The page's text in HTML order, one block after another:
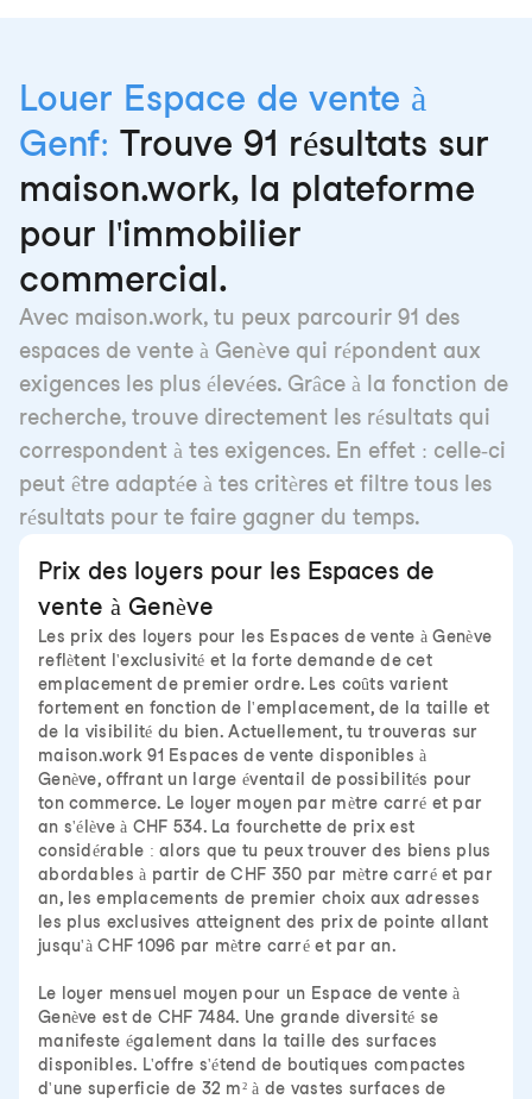
Louer Espace de vente à
Genf: Trouve 91 résultats sur
maison.work, la plateforme
pour l'immobilier
commercial.
Avec maison.work, tu peux parcourir 91 des
espaces de vente à Genève qui répondent aux
exigences les plus élevées. Grâce à la fonction de
recherche, trouve directement les résultats qui
correspondent à tes exigences. En effet : celle-ci
peut être adaptée à tes critères et filtre tous les
résultats pour te faire gagner du temps.
Prix des loyers pour les Espaces de
vente à Genève
Les prix des loyers pour les Espaces de vente à Genève
reflètent l'exclusivité et la forte demande de cet
emplacement de premier ordre. Les coûts varient
fortement en fonction de l'emplacement, de la taille et
de la visibilité du bien. Actuellement, tu trouveras sur
maison.work 91 Espaces de vente disponibles à
Genève, offrant un large éventail de possibilités pour
ton commerce. Le loyer moyen par mètre carré et par
an s'élève à CHF 534. La fourchette de prix est
considérable : alors que tu peux trouver des biens plus
abordables à partir de CHF 350 par mètre carré et par
an, les emplacements de premier choix aux adresses
les plus exclusives atteignent des prix de pointe allant
jusqu'à CHF 1096 par mètre carré et par an.
Le loyer mensuel moyen pour un Espace de vente à
Genève est de CHF 7484. Une grande diversité se
manifeste également dans la taille des surfaces
disponibles. L'offre s'étend de boutiques compactes
d'une superficie de 32 m² à de vastes surfaces de